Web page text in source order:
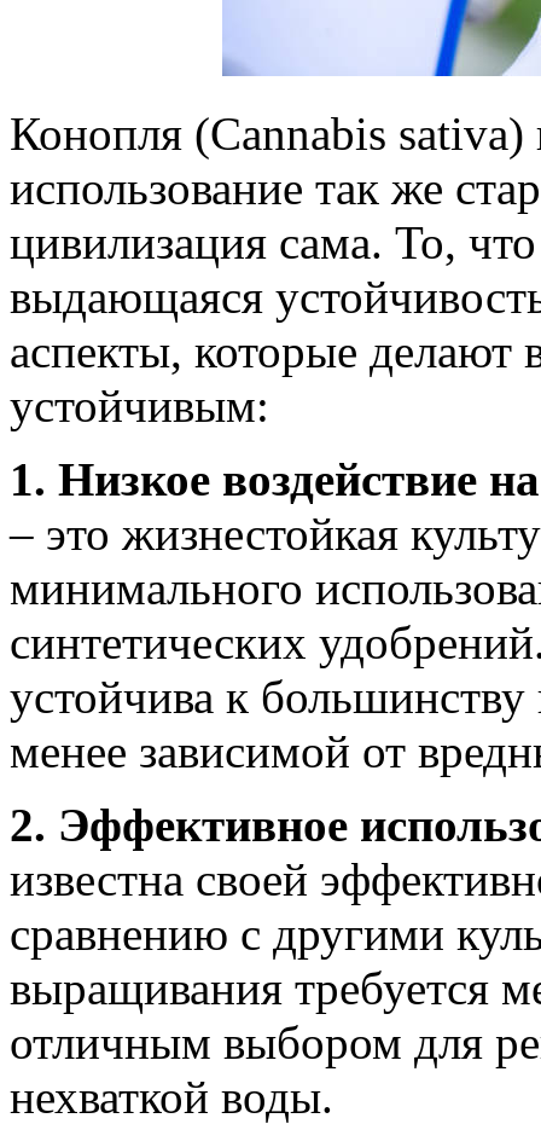
Конопля (Cannabis sativa)
использование так же
цивилизация сама. То,
выдающаяся
аспекты, которые делают
устойчивым:
1. Низкое воздействие
– это жизнестойкая
минимального
синтетических
устойчива к большинству
менее зависимой от
2. Эффективное
известна своей
сравнению с другими
выращивания требуется
отличным выбором для
нехваткой воды.